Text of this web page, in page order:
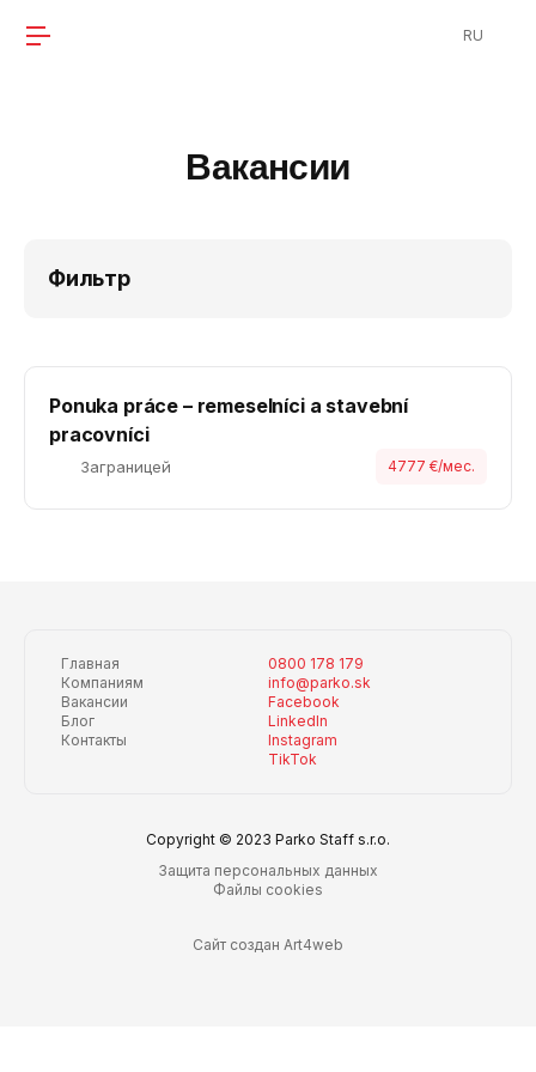
RU
Вакансии
Фильтр
Ponuka práce – remeselníci a stavební
pracovníci
Заграницей 4777 €/мес.
Главная
Компаниям
Вакансии
Блог
Контакты
0800 178 179
info@parko.sk
Facebook
LinkedIn
Instagram
TikTok
Copyright © 2023 Parko Staff s.r.o.
Защита персональных данных
Файлы cookies
Сайт создан Art4web